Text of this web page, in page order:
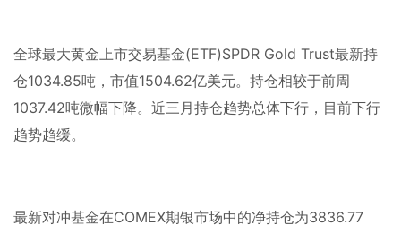
全球最大黄金上市交易基金(ETF)SPDR Gold Trust最新持
仓1034.85吨，市值1504.62亿美元。持仓相较于前周
1037.42吨微幅下降。近三月持仓趋势总体下行，目前下行
趋势趋缓。
最新对冲基金在COMEX期银市场中的净持仓为3836.77